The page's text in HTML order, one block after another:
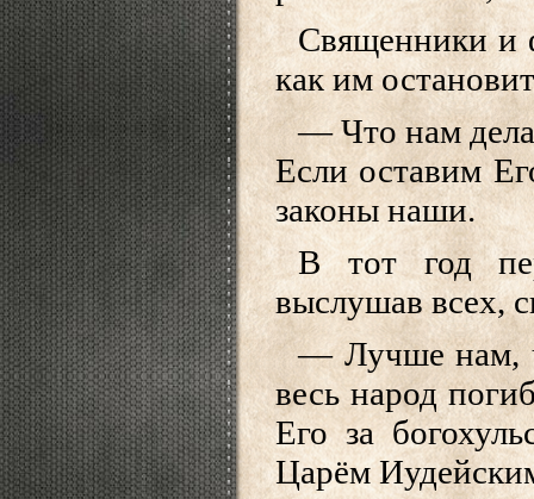
Священники и
как им
— Что нам
Если оставим
законы наши.
В тот год
выслушав всех,
— Лучше нам,
весь народ
Его за
Царём